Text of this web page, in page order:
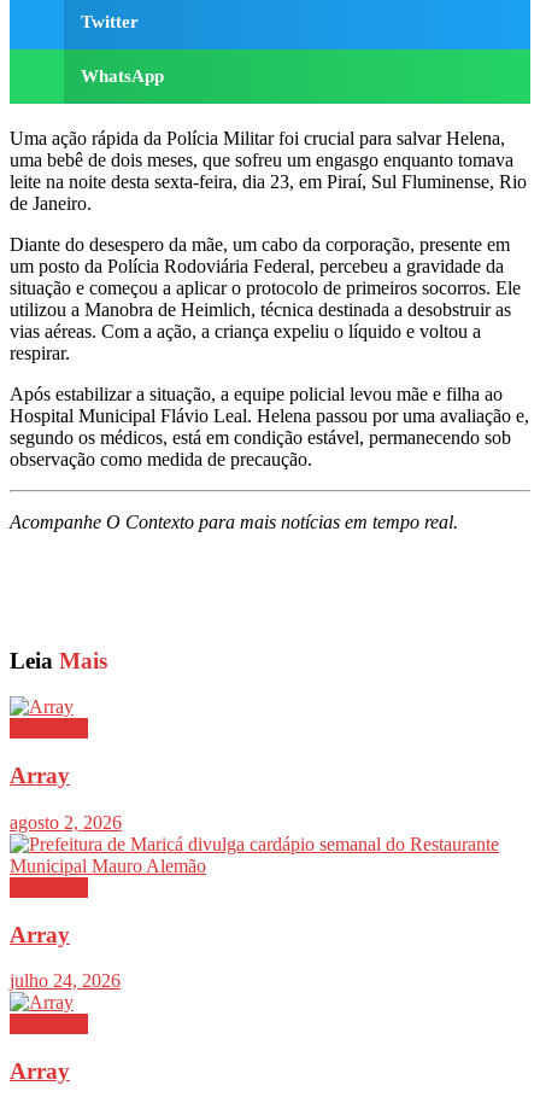
Twitter
WhatsApp
Uma ação rápida da Polícia Militar foi crucial para salvar Helena,
uma bebê de dois meses, que sofreu um engasgo enquanto tomava
leite na noite desta sexta-feira, dia 23, em Piraí, Sul Fluminense, Rio
de Janeiro.
Diante do desespero da mãe, um cabo da corporação, presente em
um posto da Polícia Rodoviária Federal, percebeu a gravidade da
situação e começou a aplicar o protocolo de primeiros socorros. Ele
utilizou a Manobra de Heimlich, técnica destinada a desobstruir as
vias aéreas. Com a ação, a criança expeliu o líquido e voltou a
respirar.
Após estabilizar a situação, a equipe policial levou mãe e filha ao
Hospital Municipal Flávio Leal. Helena passou por uma avaliação e,
segundo os médicos, está em condição estável, permanecendo sob
observação como medida de precaução.
Acompanhe O Contexto para mais notícias em tempo real.
Leia Mais
Array
agosto 2, 2026
Array
julho 24, 2026
Array